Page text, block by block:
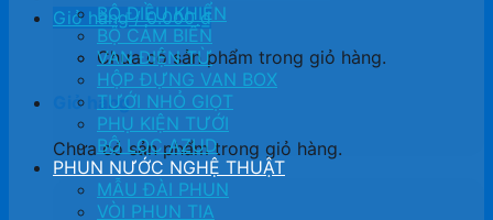
Giỏ hàng /0.000₫
Chưa có sản phẩm trong giỏ hàng.
Giỏ hàng
Chưa có sản phẩm trong giỏ hàng.
BỘ ĐIỀU KHIỂN
BỘ CẢM BIẾN
VAN ĐIỆN TỪ
HỘP ĐỰNG VAN BOX
TƯỚI NHỎ GIỌT
PHỤ KIỆN TƯỚI
BỘ LỌC AZUD
PHUN NƯỚC NGHỆ THUẬT
MẪU ĐÀI PHUN
VÒI PHUN TIA